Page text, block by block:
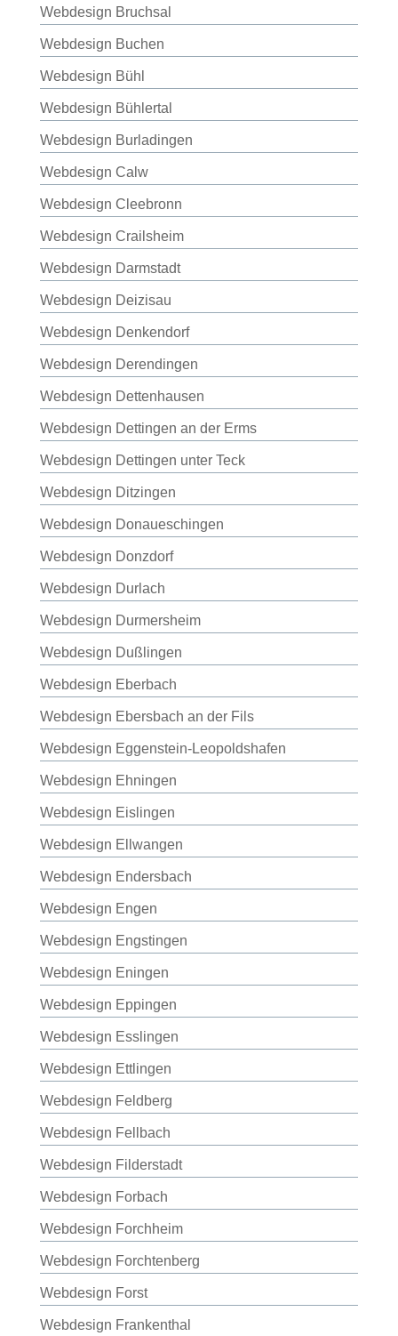
Webdesign Bruchsal
Webdesign Buchen
Webdesign Bühl
Webdesign Bühlertal
Webdesign Burladingen
Webdesign Calw
Webdesign Cleebronn
Webdesign Crailsheim
Webdesign Darmstadt
Webdesign Deizisau
Webdesign Denkendorf
Webdesign Derendingen
Webdesign Dettenhausen
Webdesign Dettingen an der Erms
Webdesign Dettingen unter Teck
Webdesign Ditzingen
Webdesign Donaueschingen
Webdesign Donzdorf
Webdesign Durlach
Webdesign Durmersheim
Webdesign Dußlingen
Webdesign Eberbach
Webdesign Ebersbach an der Fils
Webdesign Eggenstein-Leopoldshafen
Webdesign Ehningen
Webdesign Eislingen
Webdesign Ellwangen
Webdesign Endersbach
Webdesign Engen
Webdesign Engstingen
Webdesign Eningen
Webdesign Eppingen
Webdesign Esslingen
Webdesign Ettlingen
Webdesign Feldberg
Webdesign Fellbach
Webdesign Filderstadt
Webdesign Forbach
Webdesign Forchheim
Webdesign Forchtenberg
Webdesign Forst
Webdesign Frankenthal